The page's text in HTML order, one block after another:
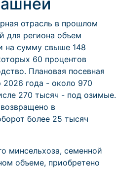
отрасль в прошлом
для региона объем
на сумму свыше 148
60 процентов
Плановая посевная
2026 года - около 970
270 тысяч - под озимые.
в
более 25 тысяч
минсельхоза, семенной
объеме, приобретено